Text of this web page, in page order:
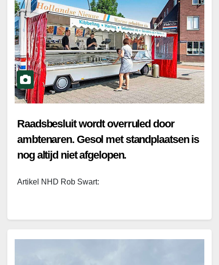
Raadsbesluit wordt overruled door
ambtenaren. Gesol met standplaatsen is
nog altijd niet afgelopen.
Artikel NHD Rob Swart: